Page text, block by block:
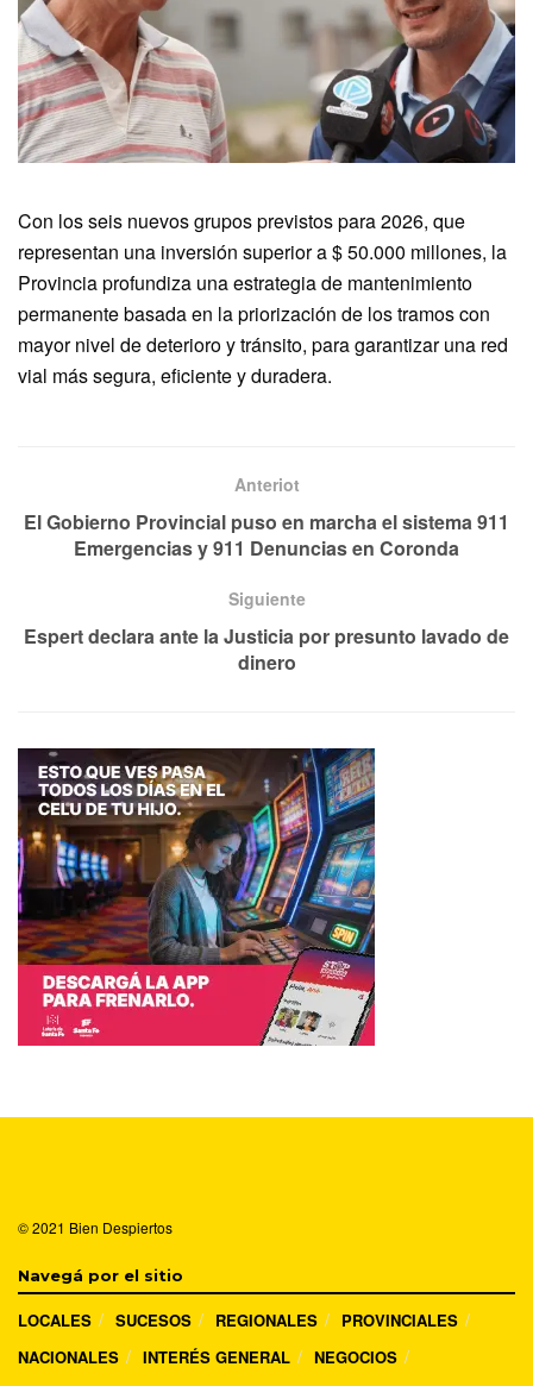
Con los seis nuevos grupos previstos para 2026, que
representan una inversión superior a $ 50.000 millones, la
Provincia profundiza una estrategia de mantenimiento
permanente basada en la priorización de los tramos con
mayor nivel de deterioro y tránsito, para garantizar una red
vial más segura, eficiente y duradera.
Anteriot
El Gobierno Provincial puso en marcha el sistema 911
Emergencias y 911 Denuncias en Coronda
Siguiente
Espert declara ante la Justicia por presunto lavado de
dinero
© 2021 Bien Despiertos
Navegá por el sitio
LOCALES SUCESOS REGIONALES
PROVINCIALES
NACIONALES
INTERÉS GENERAL
NEGOCIOS